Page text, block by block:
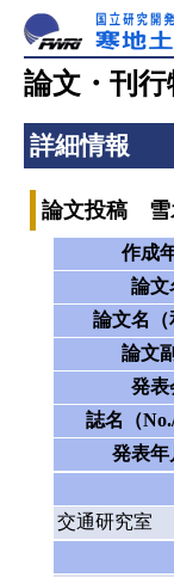
論文・刊行
詳細情報
論文投稿 雪
作成
論文
論文名（
論文
発表
誌名（
発表年
交通研究室